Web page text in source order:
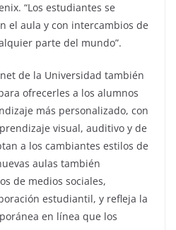
“Los estudiantes se
el aula y con intercambios de
parte del mundo”.
de la Universidad también
ofrecerles a los alumnos
más personalizado, con
visual, auditivo y de
a los cambiantes estilos de
aulas también
de medios sociales,
estudiantil, y refleja la
en línea que los